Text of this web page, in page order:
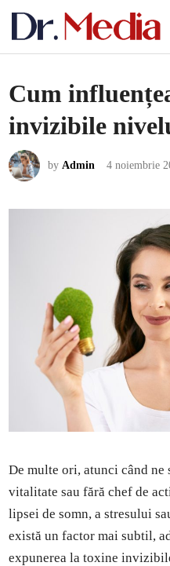
Cum
invizibile
byAdmin 4 noiembrie
De multe ori, atunci când
vitalitate sau fără chef de
lipsei de somn, a stresului
există un factor mai subtil,
expunerea la toxine